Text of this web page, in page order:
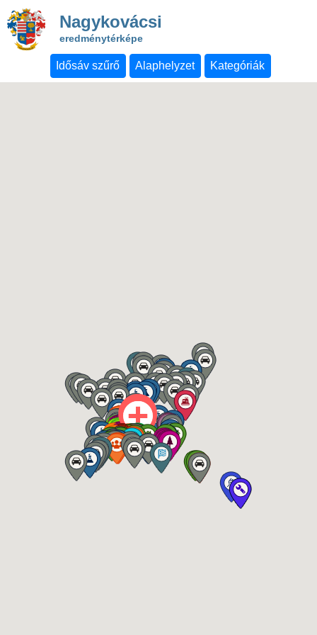
Nagykovácsi
eredménytérképe
Kategóriák
Alaphelyzet
Idősáv szűrő